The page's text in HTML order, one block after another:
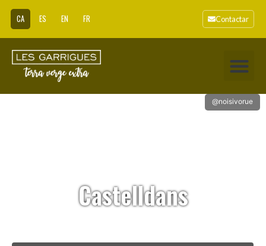
CA ES EN FR Contactar
@noisivorue
Castelldans